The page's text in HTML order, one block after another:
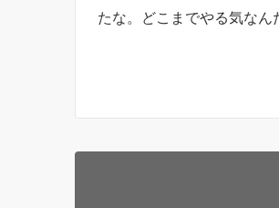
たな。どこまでやる気なん